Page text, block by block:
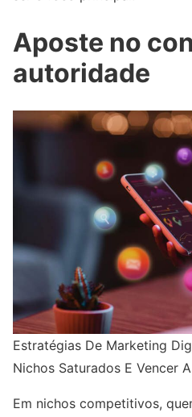
Aposte no
autoridade
Estratégias De Marketing
Nichos Saturados E Vencer
Em nichos competitivos,